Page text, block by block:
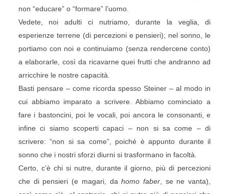
non “educare” o “formare” l’uomo.
Vedete, noi adulti ci nutriamo, durante la veglia, di
esperienze terrene (di percezioni e pensieri); nel sonno, le
portiamo con noi e continuiamo (senza rendercene conto)
a elaborarle, così da ricavarne quei frutti che andranno ad
arricchire le nostre capacità.
Basti pensare – come ricorda spesso Steiner – al modo in
cui abbiamo imparato a scrivere. Abbiamo cominciato a
fare i bastoncini, poi le vocali, poi ancora le consonanti, e
infine ci siamo scoperti capaci – non si sa come – di
scrivere: “non si sa come”, poiché è appunto durante il
sonno che i nostri sforzi diurni si trasformano in facoltà.
Certo, c’è chi si nutre, durante il giorno, più di percezioni
che di pensieri (e magari, dahomo faber, se ne vanta),